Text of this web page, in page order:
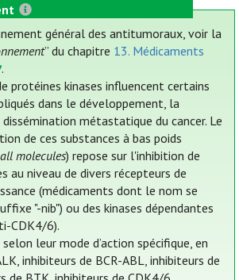
général des antitumoraux, voir la
” du chapitre 13. Médicaments
.
protéines kinases influencent certains
dans le développement, la
métastatique du cancer. Le
de ces substances à bas poids
molecules) repose sur l'inhibition de
au niveau de divers récepteurs de
(médicaments dont le nom se
"-nib") ou des kinases dépendantes
CDK4/6).
leur mode d’action spécifique, en
inhibiteurs de BCR-ABL, inhibiteurs de